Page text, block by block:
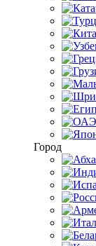
Город